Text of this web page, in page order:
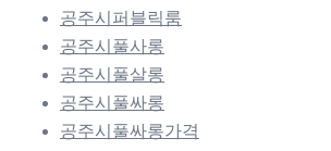
공주시퍼블릭룸
공주시풀사롱
공주시풀살롱
공주시풀싸롱
공주시풀싸롱가격